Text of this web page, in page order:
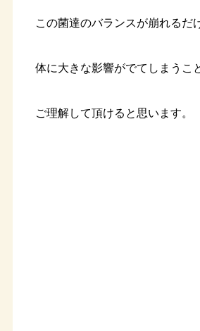
この菌達のバランスが崩れるだ
体に大きな影響がでてしまうこ
ご理解して頂けると思います。